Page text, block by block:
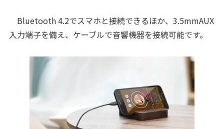
Bluetooth 4.2でスマホと接続できるほか、3.5mmAUX
入力端子を備え、ケーブルで音響機器を接続可能です。